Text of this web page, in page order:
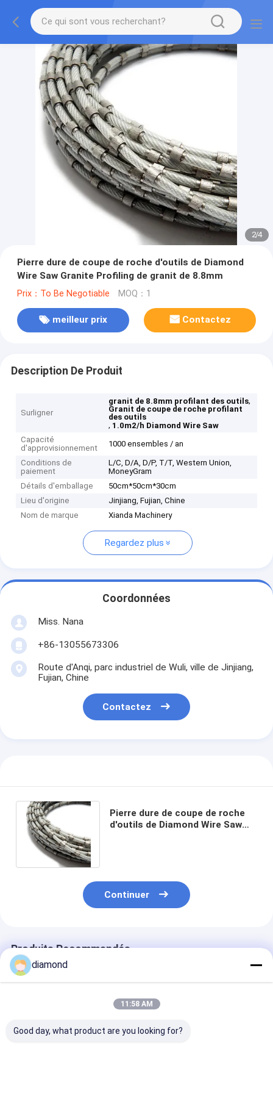
2/4
Pierre dure de coupe de roche d'outils de Diamond
Wire Saw Granite Profiling de granit de 8.8mm
Prix：To Be Negotiable MOQ：1
meilleur prix Contactez
Description De Produit
Surligner
granit de 8.8mm profilant des outils,
Granit de coupe de roche profilant
des outils
, 1.0m2/h Diamond Wire Saw
Capacité
d'approvisionnement
1000 ensembles / an
Conditions de
paiement
L/C, D/A, D/P, T/T, Western Union,
MoneyGram
Détails d'emballage
50cm*50cm*30cm
Lieu d'origine
Jinjiang, Fujian, Chine
Nom de marque
Xianda Machinery
Regardez plus
Coordonnées
Miss. Nana
+86-13055673306
Route d'Anqi, parc industriel de Wuli, ville de Jinjiang,
Fujian, Chine
Contactez
Pierre dure de coupe de roche
d'outils de Diamond Wire Saw
Continuer
Produits Recommandés
diamond
11:58 AM
Good day, what product are you looking for?